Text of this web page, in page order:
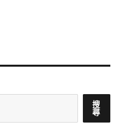
搜
尋